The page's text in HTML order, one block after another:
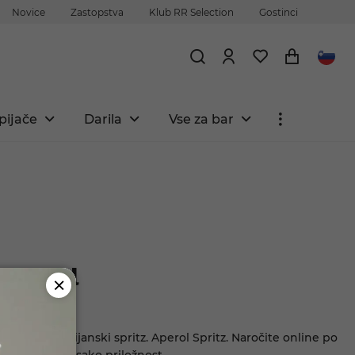
Novice Zastopstva Klub RR Selection Gostinci
Darila Vse za bar
italijanski spritz. Aperol Spritz. Naročite online po